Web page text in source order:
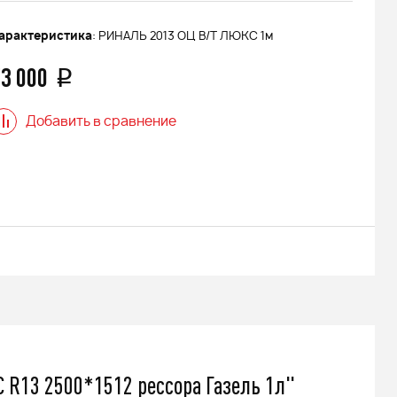
: РИНАЛЬ 2013 ОЦ В/Т ЛЮКС 1м
000 q
Добавить в сравнение
2500*1512 рессора Газель 1л"